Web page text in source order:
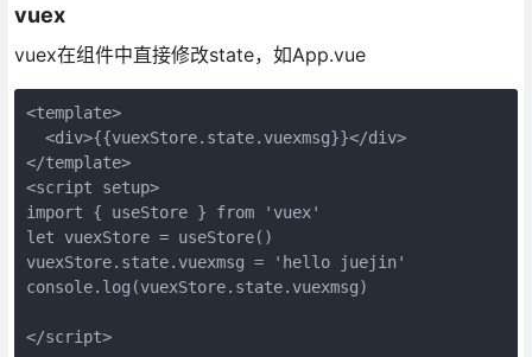
vuex
vuex在组件中直接修改state，如App.vue
<template>
<div>{{vuexStore.state.vuexmsg}}</div>
</template>
<script setup>
import { useStore } from 'vuex'
let vuexStore = useStore()
vuexStore.state.vuexmsg = 'hello juejin'
console.log(vuexStore.state.vuexmsg)
</script>